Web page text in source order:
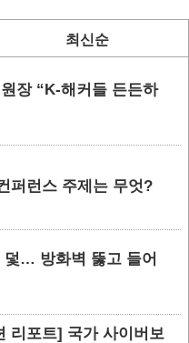
최신순
장 “K-해커들 든든하
퍼런스 주제는 무엇?
… 방화벽 뚫고 들어
리포트] 국가 사이버보